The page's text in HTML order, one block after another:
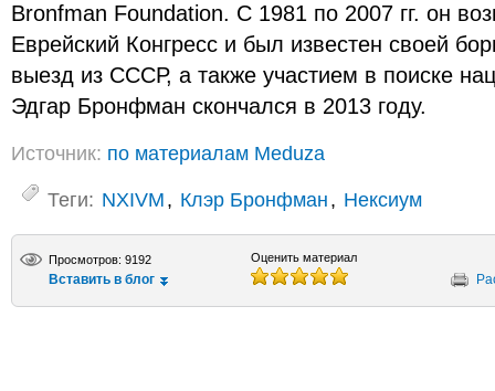
Bronfman Foundation. С 1981 по 2007 гг. он
Еврейский Конгресс и был известен своей
выезд из СССР, а также участием в поиске
Эдгар Бронфман скончался в 2013 году.
Источник: по материалам Meduza
Теги: NXIVM, Клэр Бронфман, Нексиум
Просмотров: 9192
Вставить в блог
Оценить материал